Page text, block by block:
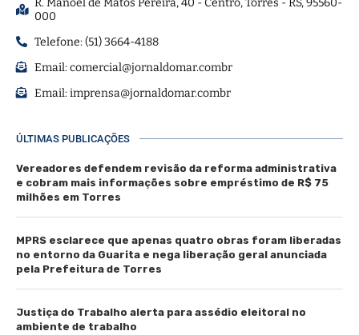
000
Telefone: (51) 3664-4188
Email:comercial@jornaldomar.combr
Email:imprensa@jornaldomar.combr
ÚLTIMAS PUBLICAÇÕES
Vereadores defendem revisão da reforma administrativa
e cobram mais informações sobre empréstimo de R$ 75
milhões em Torres
MPRS esclarece que apenas quatro obras foram liberadas
no entorno da Guarita e nega liberação geral anunciada
pela Prefeitura de Torres
Justiça do Trabalho alerta para assédio eleitoral no
ambiente de trabalho